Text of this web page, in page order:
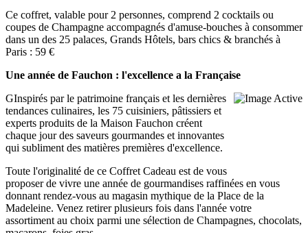
Ce coffret, valable pour 2 personnes, comprend 2 cocktails ou
coupes de Champagne accompagnés d'amuse-bouches à consommer
dans un des 25 palaces, Grands Hôtels, bars chics & branchés à
Paris : 59 €
Une année de Fauchon : l'excellence a la Française
GInspirés par le patrimoine français et les dernières
tendances culinaires, les 75 cuisiniers, pâtissiers et
experts produits de la Maison Fauchon créent
chaque jour des saveurs gourmandes et innovantes
qui subliment des matières premières d'excellence.
Toute l'originalité de ce Coffret Cadeau est de vous
proposer de vivre une année de gourmandises raffinées en vous
donnant rendez-vous au magasin mythique de la Place de la
Madeleine. Venez retirer plusieurs fois dans l'année votre
assortiment au choix parmi une sélection de Champagnes, chocolats,